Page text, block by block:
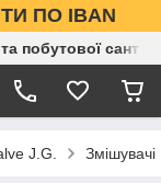
ПО IBAN
побутової
J.G. Змішувачі